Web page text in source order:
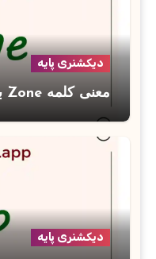
دیکشنری پایه
معنی کلمه Zone به فارسی با چند مثال
دیکشنری پایه